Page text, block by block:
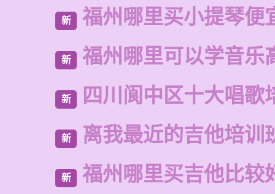
新 福州哪里买小提琴便
新 福州哪里可以学音乐
新 四川阆中区十大唱歌
新 离我最近的吉他培训
新 福州哪里买吉他比较